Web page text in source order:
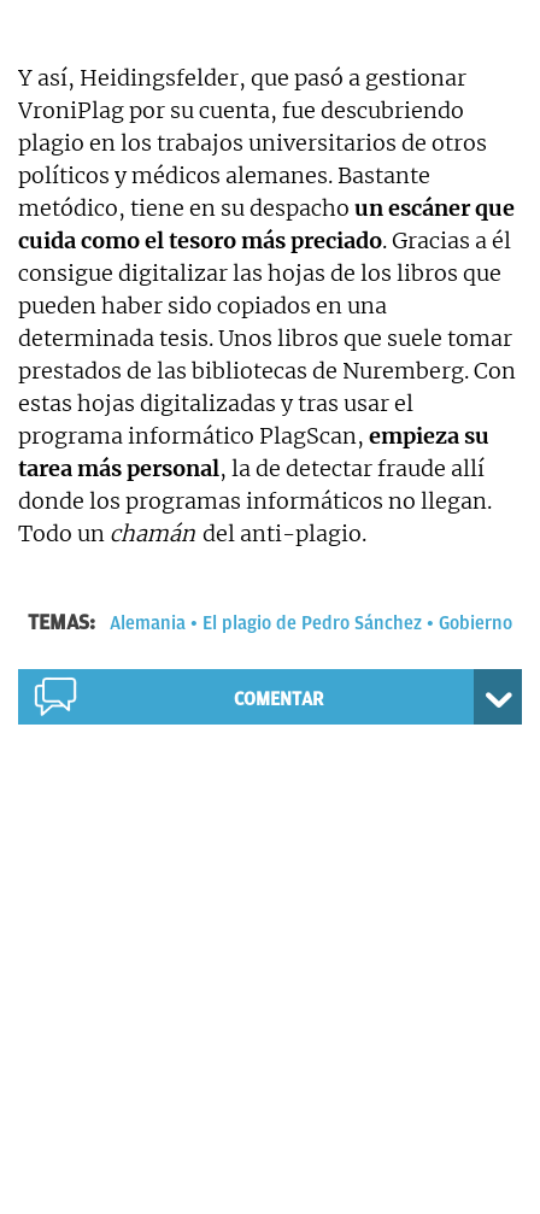
Y así, Heidingsfelder, que pasó a gestionar
VroniPlag por su cuenta, fue descubriendo
plagio en los trabajos universitarios de otros
políticos y médicos alemanes. Bastante
metódico, tiene en su despacho un escáner que
cuida como el tesoro más preciado. Gracias a él
consigue digitalizar las hojas de los libros que
pueden haber sido copiados en una
determinada tesis. Unos libros que suele tomar
prestados de las bibliotecas de Nuremberg. Con
estas hojas digitalizadas y tras usar el
programa informático PlagScan, empieza su
tarea más personal, la de detectar fraude allí
donde los programas informáticos no llegan.
Todo un chamán del anti-plagio.
TEMAS: Alemania El plagio de Pedro Sánchez Gobierno
COMENTAR